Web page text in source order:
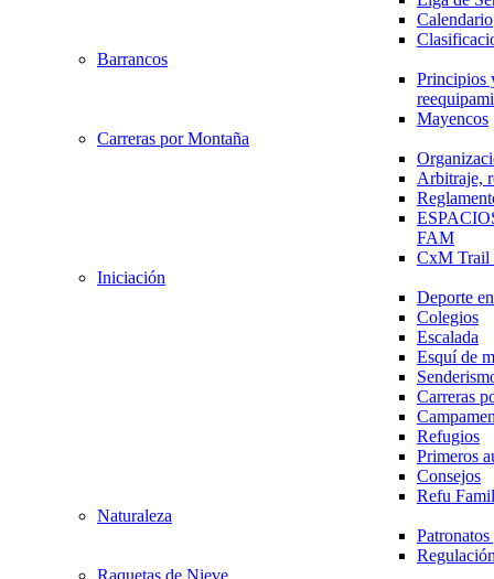
Calendario
Barrancos
Principios
Mayencos
Carreras por Montaña
Arbitraje,
FAM
CxM
Iniciación
Deporte
Colegios
Escalada
Esquí de
Carreras
Refugios
Primeros
Consejos
Refu
Naturaleza
Raquetas de Nieve